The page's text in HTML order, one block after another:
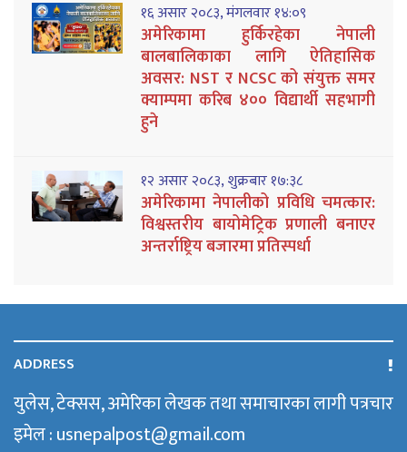
१६ असार २०८३, मंगलवार १४:०९
अमेरिकामा हुर्किरहेका नेपाली
बालबालिकाका लागि ऐतिहासिक
अवसर: NST र NCSC को संयुक्त समर
क्याम्पमा करिब ४०० विद्यार्थी सहभागी
हुने
१२ असार २०८३, शुक्रबार १७:३८
अमेरिकामा नेपालीको प्रविधि चमत्कार:
विश्वस्तरीय बायोमेट्रिक प्रणाली बनाएर
अन्तर्राष्ट्रिय बजारमा प्रतिस्पर्धा
ADDRESS
युलेस, टेक्सस, अमेरिका लेखक तथा समाचारका लागी पत्रचार
इमेल : usnepalpost@gmail.com